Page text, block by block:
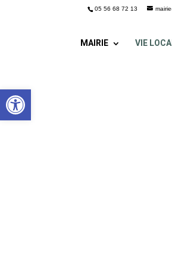
Ouvrir la barre d’outils
05 56 68 72 13
MAIRIE VIE